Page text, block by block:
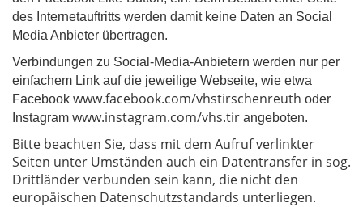
des Internetauftritts werden damit keine Daten an Social
Media Anbieter übertragen.
Verbindungen zu Social-Media-Anbietern werden nur per
einfachem Link auf die jeweilige Webseite, wie etwa
Facebook www.facebook.com/vhstirschenreuth oder
Instagram www.instagram.com/vhs.tir angeboten.
Bitte beachten Sie, dass mit dem Aufruf verlinkter
Seiten unter Umständen auch ein Datentransfer in sog.
Drittländer verbunden sein kann, die nicht den
europäischen Datenschutzstandards unterliegen.